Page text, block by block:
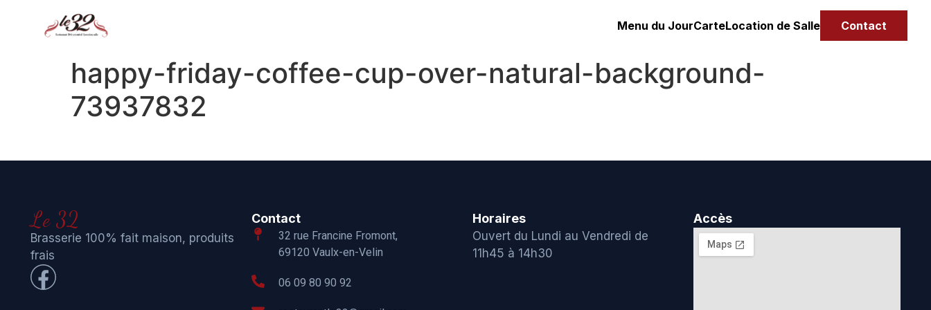
Menu du JourCarteLocation de Salle Contact
happy-friday-coffee-cup-over-natural-background-
73937832
Le 32
Brasserie 100% fait maison, produits
frais
Contact
32 rue Francine Fromont,
69120 Vaulx-en-Velin
06 09 80 90 92
Horaires
Ouvert du Lundi au Vendredi de
11h45 à 14h30
Accès